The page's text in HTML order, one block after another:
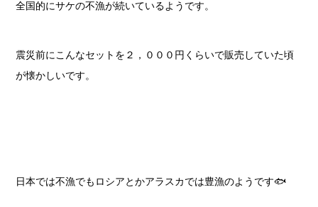
全国的にサケの不漁が続いているようです。
震災前にこんなセットを２，０００円くらいで販売していた頃
が懐かしいです。
日本では不漁でもロシアとかアラスカでは豊漁のようです🐟